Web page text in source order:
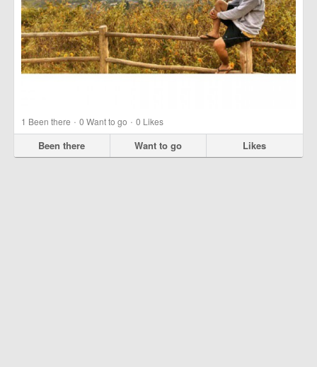
1 Been there · 0 Want to go · 0 Likes
Been there Want to go Likes